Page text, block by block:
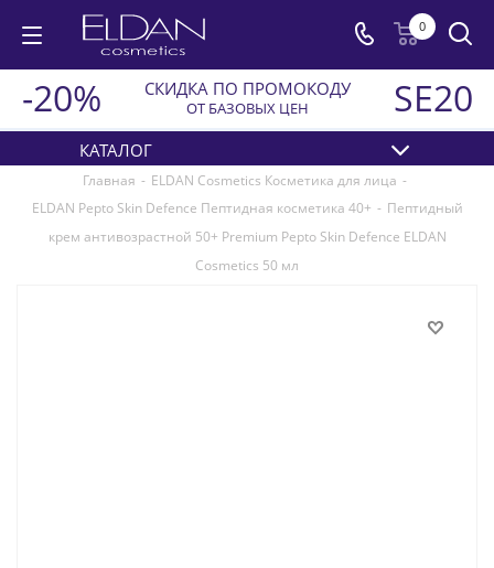
0
-20% СКИДКА ПО ПРОМОКОДУ
ОТ БАЗОВЫХ ЦЕН SE20
КАТАЛОГ
Главная - ELDAN Cosmetics Косметика для лица -
ELDAN Pepto Skin Defence Пептидная косметика 40+ - Пептидный
крем антивозрастной 50+ Premium Pepto Skin Defence ELDAN
Cosmetics 50 мл